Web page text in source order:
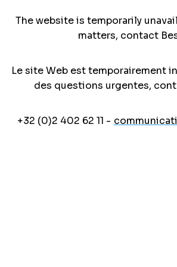
The website is temporarily
matters, contact
Le site Web est temporairement
des questions urgentes,
+32 (0)2 402 62 11 -